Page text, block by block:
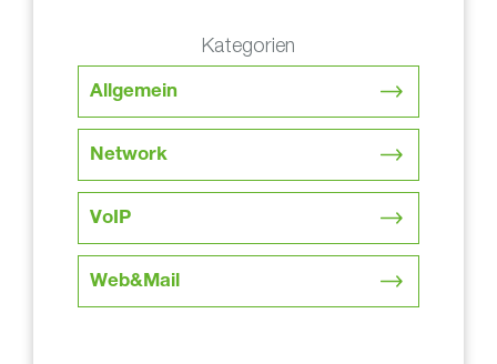
Kategorien
Allgemein
Network
VoIP
Web&Mail